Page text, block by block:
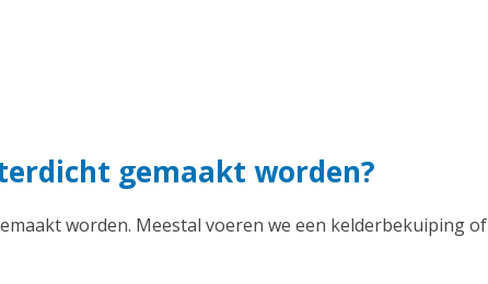
gemaakt worden?
worden. Meestal voeren we een kelderbekuiping of